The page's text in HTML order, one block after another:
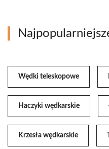
Wędki teleskopowe
Haczyki wędkarskie
Krzesła wędkarskie